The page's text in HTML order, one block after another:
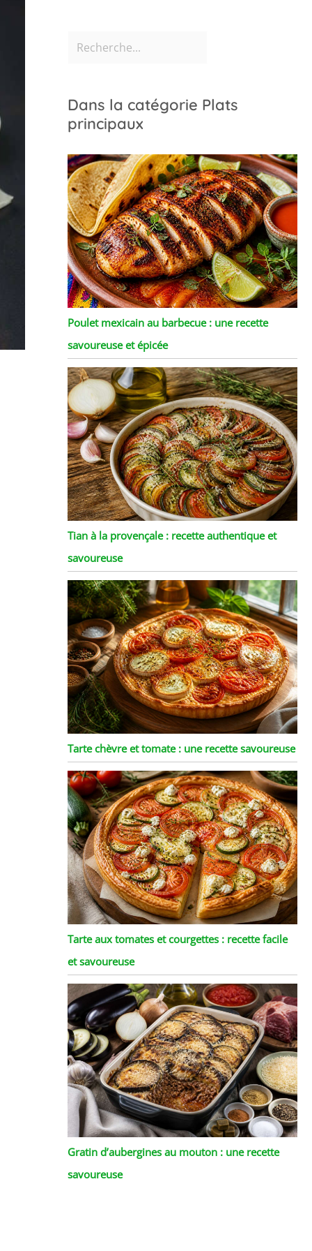
Dans la catégorie Plats
principaux
Poulet mexicain au barbecue : une recette
savoureuse et épicée
Tian à la provençale : recette authentique et
savoureuse
Tarte chèvre et tomate : une recette savoureuse
Tarte aux tomates et courgettes : recette facile
et savoureuse
Gratin d’aubergines au mouton : une recette
savoureuse